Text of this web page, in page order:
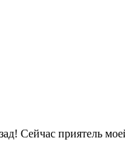
Сейчас приятель